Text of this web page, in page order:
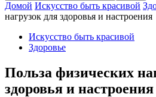
Домой Искусство быть красивой
нагрузок для здоровья и настроения
Искусство быть красивой
Здоровье
Польза физических
здоровья и настроения